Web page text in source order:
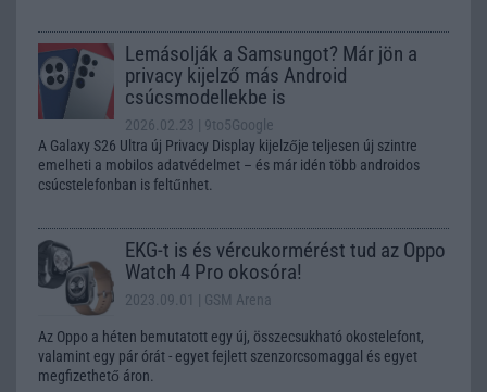
Lemásolják a Samsungot? Már jön a
privacy kijelző más Android
csúcsmodellekbe is
2026.02.23
| 9to5Google
A Galaxy S26 Ultra új Privacy Display kijelzője teljesen új szintre
emelheti a mobilos adatvédelmet – és már idén több androidos
csúcstelefonban is feltűnhet.
EKG-t is és vércukormérést tud az Oppo
Watch 4 Pro okosóra!
2023.09.01 | GSM Arena
Az Oppo a héten bemutatott egy új, összecsukható okostelefont,
valamint egy pár órát - egyet fejlett szenzorcsomaggal és egyet
megfizethető áron.